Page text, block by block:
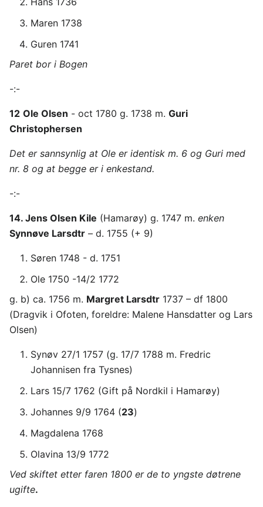
Maren 1738
Guren 1741
Paret bor i Bogen
-:-
12 Ole Olsen - oct 1780 g. 1738 m. Guri
Christophersen
Det er sannsynlig at Ole er identisk m. 6 og Guri med
nr. 8 og at begge er i enkestand.
-:-
14. Jens Olsen Kile (Hamarøy) g. 1747 m. enken
Synnøve Larsdtr – d. 1755 (+ 9)
Søren 1748 - d. 1751
Ole 1750 -14/2 1772
g. b) ca. 1756 m. Margret Larsdtr 1737 – df 1800
(Dragvik i Ofoten, foreldre: Malene Hansdatter og Lars
Olsen)
Synøv 27/1 1757 (g. 17/7 1788 m. Fredric
Johannisen fra Tysnes)
Lars 15/7 1762 (Gift på Nordkil i Hamarøy)
Johannes 9/9 1764 (23)
Magdalena 1768
Olavina 13/9 1772
Ved skiftet etter faren 1800 er de to yngste døtrene
ugifte.